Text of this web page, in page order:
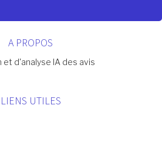
A PROPOS
d'analyse IA des avis
LIENS UTILES